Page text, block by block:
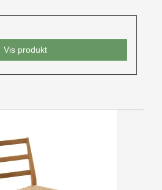
Vis produkt